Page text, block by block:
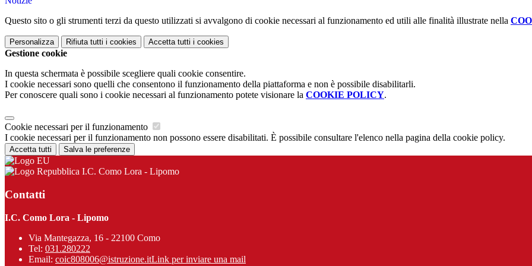
Questo sito o gli strumenti terzi da questo utilizzati si avvalgono di cookie necessari al funzionamento ed utili alle finalità illustrate nella
Personalizza Rifiuta tutti i cookies Accetta tutti i cookies
Gestione cookie
In questa schermata è possibile scegliere quali cookie consentire.
I cookie necessari sono quelli che consentono il funzionamento della piattaforma e non è possibile disabilitarli.
Per conoscere quali sono i cookie necessari al funzionamento potete visionare la COOKIE POLICY.
Cookie necessari per il funzionamento
I cookie necessari per il funzionamento non possono essere disabilitati. È possibile consultare l'elenco nella pagina della cookie policy.
Accetta tutti Salva le preferenze
I.C. Como Lora - Lipomo
Contatti
I.C. Como Lora - Lipomo
Via Mantegazza, 16 - 22100 Como
Tel: 031.280222
Email: coic808006@istruzione.itLink per inviare una mail